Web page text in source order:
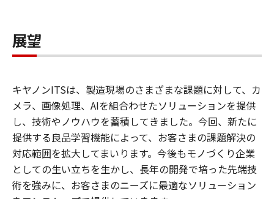
展望
キヤノンITSは、製造現場のさまざまな課題に対して、カ
メラ、画像処理、AIを組合わせたソリューションを提供
し、技術やノウハウを蓄積してきました。今回、新たに
提供する良品学習機能によって、お客さまの課題解決の
対応範囲を拡大してまいります。今後もモノづくり企業
としての生い立ちを生かし、長年の開発で培った先端技
術を強みに、お客さまのニーズに最適なソリューション